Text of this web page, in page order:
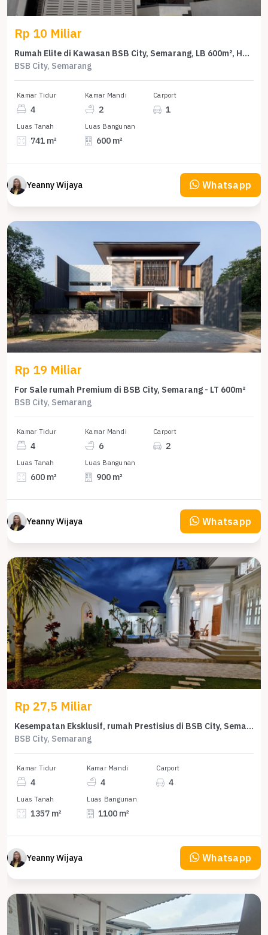
Rp 10 Miliar
Rumah Elite di Kawasan BSB City, Semarang, LB 600m², Harga 10 Miliar
BSB City, Semarang
Kamar Tidur
4
Kamar Mandi
2
Carport
1
Luas Tanah
741 m²
Luas Bangunan
600 m²
Yeanny Wijaya Whatsapp
Rp 19 Miliar
For Sale rumah Premium di BSB City, Semarang - LT 600m²
BSB City, Semarang
Kamar Tidur
4
Kamar Mandi
6
Carport
2
Luas Tanah
600 m²
Luas Bangunan
900 m²
Yeanny Wijaya Whatsapp
Rp 27,5 Miliar
Kesempatan Eksklusif, rumah Prestisius di BSB City, Semarang, LB 1100m²
BSB City, Semarang
Kamar Tidur
4
Kamar Mandi
4
Carport
4
Luas Tanah
1357 m²
Luas Bangunan
1100 m²
Yeanny Wijaya Whatsapp